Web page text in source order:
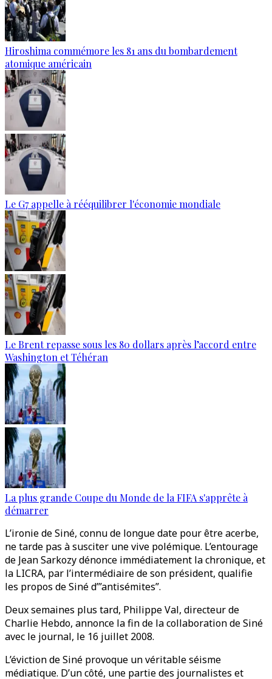
Hiroshima commémore les 81 ans du bombardement
atomique américain
Le G7 appelle à rééquilibrer l'économie mondiale
Le Brent repasse sous les 80 dollars après l’accord entre
Washington et Téhéran
La plus grande Coupe du Monde de la FIFA s'apprête à
démarrer
L’ironie de Siné, connu de longue date pour être acerbe,
ne tarde pas à susciter une vive polémique. L’entourage
de Jean Sarkozy dénonce immédiatement la chronique, et
la LICRA, par l’intermédiaire de son président, qualifie
les propos de Siné d’”antisémites”.
Deux semaines plus tard, Philippe Val, directeur de
Charlie Hebdo, annonce la fin de la collaboration de Siné
avec le journal, le 16 juillet 2008.
L’éviction de Siné provoque un véritable séisme
médiatique. D’un côté, une partie des journalistes et